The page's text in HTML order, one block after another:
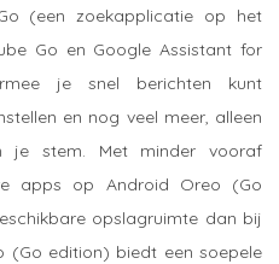
(een zoekapplicatie op het
Go en Google Assistant for
je snel berichten kunt
en nog veel meer, alleen
je stem. Met minder vooraf
apps op Android Oreo (Go
opslagruimte dan bij
(Go edition) biedt een soepele